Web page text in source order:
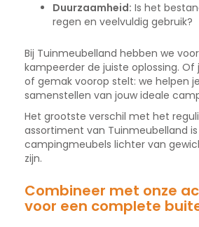
Duurzaamheid: Is het
regen en veelvuldig gebruik?
Bij Tuinmeubelland hebben we
kampeerder de juiste oplossing.
of gemak voorop stelt: we helpen
samenstellen van jouw ideale
Het grootste verschil met het
assortiment van Tuinmeubelland
campingmeubels lichter van
zijn.
Combineer met onze
voor een complete